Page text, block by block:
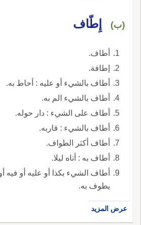
(ب) إِطّاف
أطاف.
إطافة.
أطاف بالشيء أو عليه : أحاط به.
أطاف بالشيء الم به.
أطاف على الشيء : دار حوله.
أطاف بالشيء : قاربه.
أطاف أكثر الطواف.
أطاف به : أتاه ليلا.
أطاف الشيء بكذا أو عليه أو فيه
يطوف به.
عرض المزيد